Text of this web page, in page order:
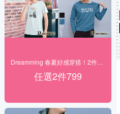
任選2件799